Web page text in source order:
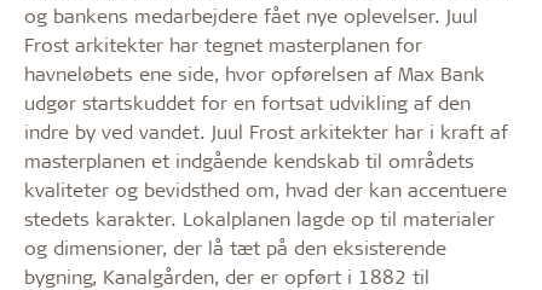
og bankens medarbejdere fået nye oplevelser. Juul
Frost arkitekter har tegnet masterplanen for
havneløbets ene side, hvor opførelsen af Max Bank
udgør startskuddet for en fortsat udvikling af den
indre by ved vandet. Juul Frost arkitekter har i kraft af
masterplanen et indgående kendskab til områdets
kvaliteter og bevidsthed om, hvad der kan accentuere
stedets karakter. Lokalplanen lagde op til materialer
og dimensioner, der lå tæt på den eksisterende
bygning, Kanalgården, der er opført i 1882 til